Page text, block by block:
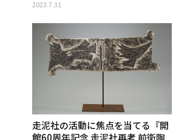
2023.7.31
走泥社の活動に焦点を当てる『開
館60周年記念 走泥社再考 前衛陶